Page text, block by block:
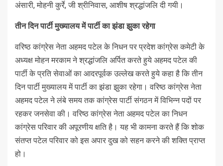
अंसारी, मोहनी कुर्रे, जी श्रीनिवास, आशीष श्रद्धांजलि दी गयी।
तीन दिन पार्टी मुख्यालय में पार्टी का झंडा झुका रहेगा
वरिष्ठ कांग्रेस नेता अहमद पटेल के निधन पर प्रदेश कांग्रेस कमेटी के
अध्यक्ष मोहन मरकाम ने श्रद्धांजलि अर्पित करते हुये अहमद पटेल की
पार्टी के प्रति सेवाओं का आदरपूर्वक उल्लेख करते हुये कहा है कि तीन
दिन पार्टी मुख्यालय में पार्टी का झंडा झुका रहेगा। वरिष्ठ कांग्रेस नेता
अहमद पटेल ने लंबे समय तक कांग्रेस पार्टी संगठन में विभिन्न पदों पर
रहकर जनसेवा की। वरिष्ठ कांग्रेस नेता अहमद पटेल का निधन
कांग्रेस परिवार की अपूरणीय क्षति है। यह भी कामना करते हैं कि शोक
संतप्त पटेल परिवार को इस अपार दुख को सहन करने की शक्ति प्राप्त
हो।